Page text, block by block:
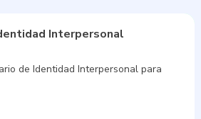
Interpersonal
de Identidad Interpersonal para